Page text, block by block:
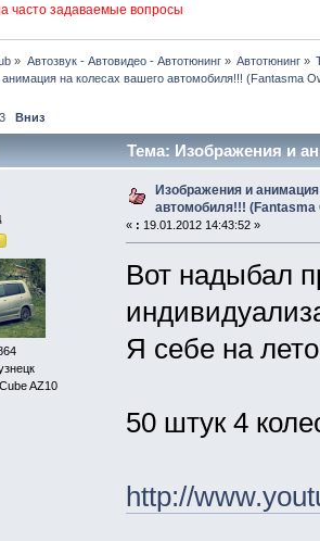
часто задаваемые вопросы
» Автозвук - Автовидео - Автотюнинг» Автотюнинг»
на колесах вашего автомобиля!!! (Fantasma
3 Вниз
Тема: Изображения и
53374 раз)
AZ10
Изображения и
автомобиля!!! (Fantasma
« : 19.01.2012 14:43:52 »
Вот надыбал
Я себе на
50 штук 4
http://